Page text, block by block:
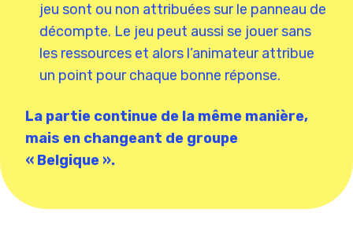
jeu sont ou non attribuées sur le panneau de
décompte. Le jeu peut aussi se jouer sans
les ressources et alors l’animateur attribue
un point pour chaque bonne réponse.
La partie continue de la même manière,
mais en changeant de groupe
« Belgique ».